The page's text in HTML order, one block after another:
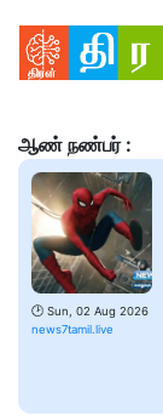
ஆண் நண்பர் :
🕑 Sun, 02 Aug 2026
news7tamil.live